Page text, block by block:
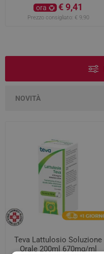
ora € 9,41
Prezzo consigliato: € 9,90
Teva Lattulosio Soluzione
Orale 200ml 670mg/ml